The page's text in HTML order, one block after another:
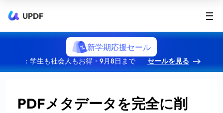
UPDF
新学期応援セール
：学生も社会人もお得・9月8日まで セールを見る
PDFメタデータを完全に削